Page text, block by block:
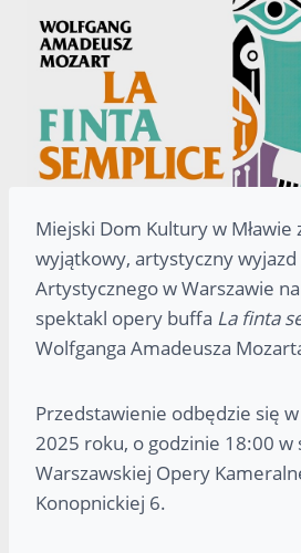
Miejski Dom Kultury w Mławie
wyjątkowy, artystyczny wyjazd
Artystycznego w Warszawie
spektakl opery buffa La finta
Wolfganga Amadeusza
Przedstawienie odbędzie się
2025 roku, o godzinie 18:00 w
Warszawskiej Opery
Konopnickiej 6.